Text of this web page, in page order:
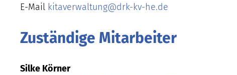
E-Mail kitaverwaltung@drk-kv-he.de
Zuständige Mitarbeiter
Silke Körner